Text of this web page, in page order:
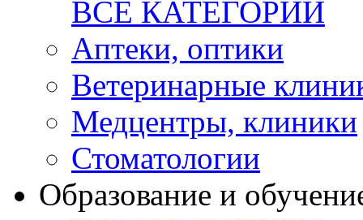
ВСЕ КАТЕГОРИИ
Аптеки, оптики
Ветеринарные
Медцентры, клиники
Стоматологии
Образование и